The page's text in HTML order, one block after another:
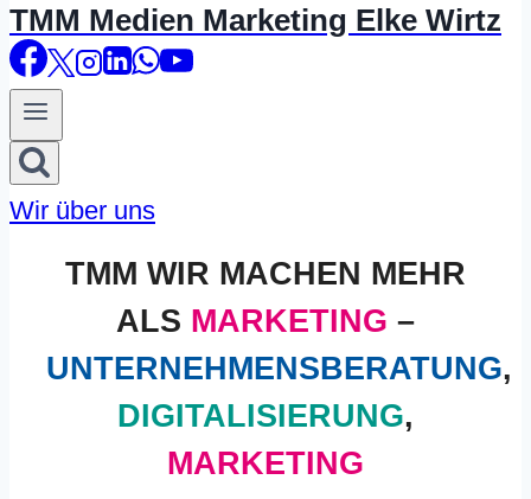
TMM Medien Marketing Elke Wirtz
Wir über uns
TMM WIR MACHEN MEHR
ALS MARKETING –
UNTERNEHMENSBERATUNG,
DIGITALISIERUNG,
MARKETING